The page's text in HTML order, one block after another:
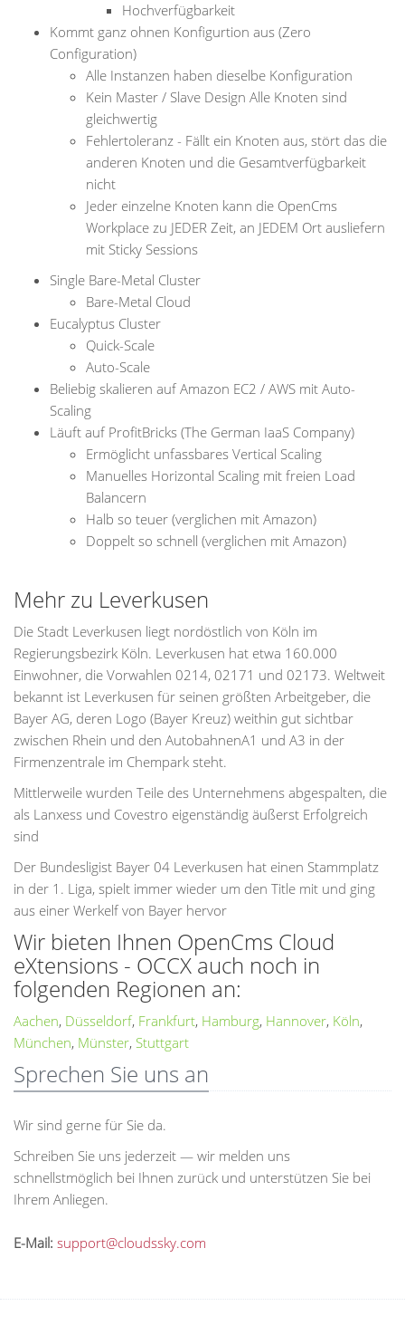
Hochverfügbarkeit
Kommt ganz ohnen Konfigurtion aus (Zero
Configuration)
Alle Instanzen haben dieselbe Konfiguration
Kein Master / Slave Design Alle Knoten sind
gleichwertig
Fehlertoleranz - Fällt ein Knoten aus, stört das die
anderen Knoten und die Gesamtverfügbarkeit
nicht
Jeder einzelne Knoten kann die OpenCms
Workplace zu JEDER Zeit, an JEDEM Ort ausliefern
mit Sticky Sessions
Single Bare-Metal Cluster
Bare-Metal Cloud
Eucalyptus Cluster
Quick-Scale
Auto-Scale
Beliebig skalieren auf Amazon EC2 / AWS mit Auto-
Scaling
Läuft auf ProfitBricks (The German IaaS Company)
Ermöglicht unfassbares Vertical Scaling
Manuelles Horizontal Scaling mit freien Load
Balancern
Halb so teuer (verglichen mit Amazon)
Doppelt so schnell (verglichen mit Amazon)
Mehr zu Leverkusen
Die Stadt Leverkusen liegt nordöstlich von Köln im
Regierungsbezirk Köln. Leverkusen hat etwa 160.000
Einwohner, die Vorwahlen 0214, 02171 und 02173. Weltweit
bekannt ist Leverkusen für seinen größten Arbeitgeber, die
Bayer AG, deren Logo (Bayer Kreuz) weithin gut sichtbar
zwischen Rhein und den AutobahnenA1 und A3 in der
Firmenzentrale im Chempark steht.
Mittlerweile wurden Teile des Unternehmens abgespalten, die
als Lanxess und Covestro eigenständig äußerst Erfolgreich
sind
Der Bundesligist Bayer 04 Leverkusen hat einen Stammplatz
in der 1. Liga, spielt immer wieder um den Title mit und ging
aus einer Werkelf von Bayer hervor
Wir bieten Ihnen OpenCms Cloud
eXtensions - OCCX auch noch in
folgenden Regionen an:
Aachen, Düsseldorf, Frankfurt, Hamburg, Hannover, Köln,
München, Münster, Stuttgart
Sprechen Sie uns an
Wir sind gerne für Sie da.
Schreiben Sie uns jederzeit — wir melden uns
schnellstmöglich bei Ihnen zurück und unterstützen Sie bei
Ihrem Anliegen.
E-Mail: support@cloudssky.com